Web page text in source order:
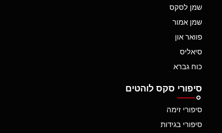
שמן לסקס
שמן אמור
פוואר און
סיאליס
כוח גברא
סיפורי סקס לוהטים
סיפורי זימה
סיפורי בגידות